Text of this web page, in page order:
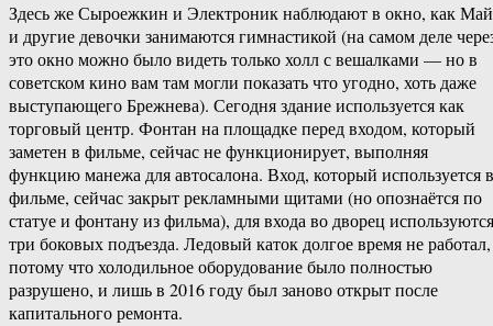
Здесь же Сыроежкин и Электроник наблюдают в окно, как
и другие девочки занимаются гимнастикой (на самом деле
это окно можно было видеть только холл с вешалками — но в
советском кино вам там могли показать что угодно, хоть даже
выступающего Брежнева). Сегодня здание используется как
торговый центр. Фонтан на площадке перед входом, который
заметен в фильме, сейчас не функционирует, выполняя
функцию манежа для автосалона. Вход, который используется в
фильме, сейчас закрыт рекламными щитами (но опознаётся по
статуе и фонтану из фильма), для входа во дворец используются
три боковых подъезда. Ледовый каток долгое время не работал,
потому что холодильное оборудование было полностью
разрушено, и лишь в 2016 году был заново открыт после
капитального ремонта.